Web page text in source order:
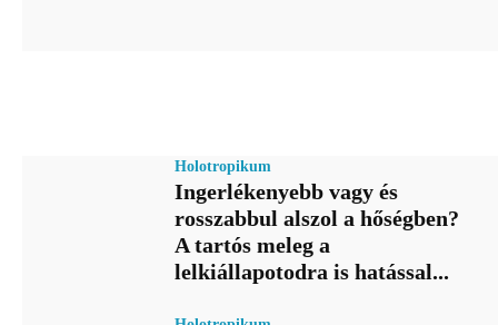
Holotropikum
Ingerlékenyebb vagy és
rosszabbul alszol a hőségben?
A tartós meleg a
lelkiállapotodra is hatással...